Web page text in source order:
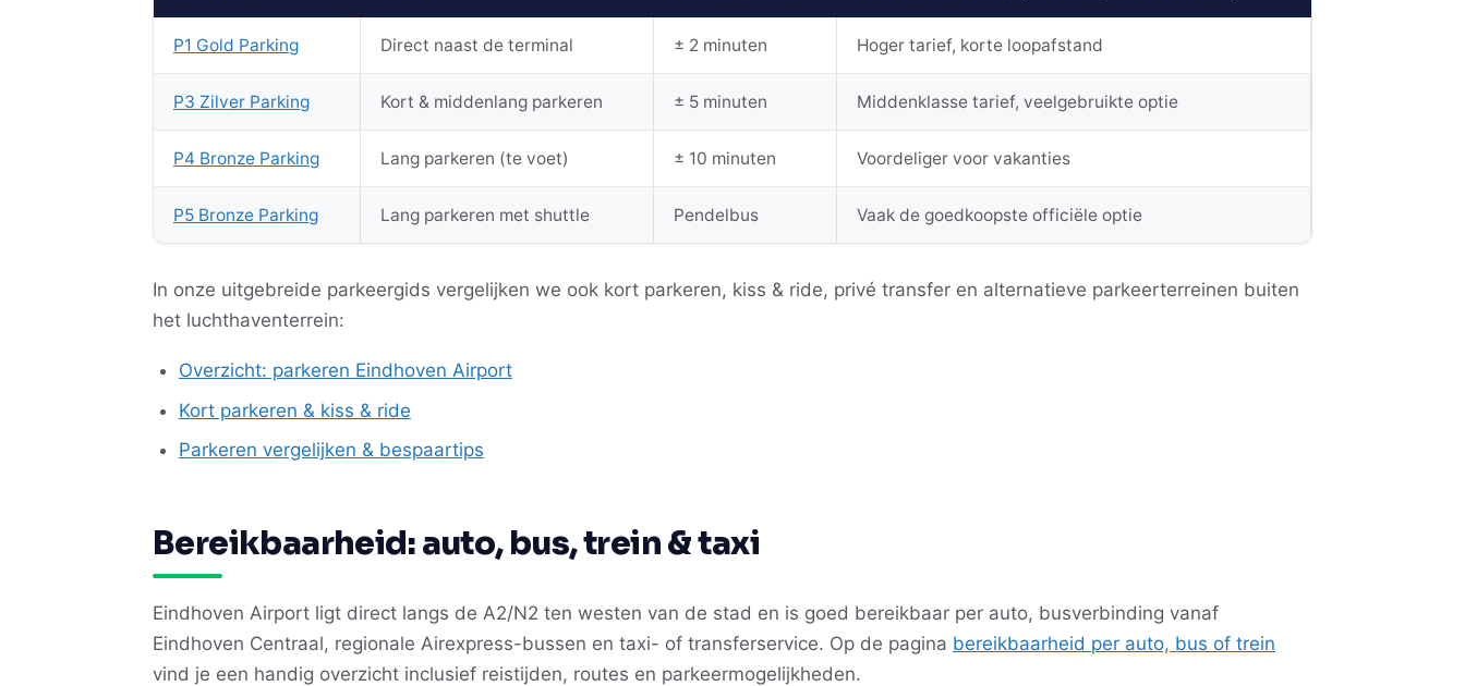
P1 Gold Parking Direct naast de terminal ± 2 minuten Hoger tarief, korte loopafstand
P3 Zilver Parking Kort & middenlang parkeren ± 5 minuten Middenklasse tarief, veelgebruikte optie
P4 Bronze Parking Lang parkeren (te voet) ± 10 minuten Voordeliger voor vakanties
P5 Bronze Parking Lang parkeren met shuttle Pendelbus Vaak de goedkoopste officiële optie
In onze uitgebreide parkeergids vergelijken we ook kort parkeren, kiss & ride, privé transfer en alternatieve parkeerterreinen buiten
het luchthaventerrein:
Overzicht: parkeren Eindhoven Airport
Kort parkeren & kiss & ride
Parkeren vergelijken & bespaartips
Bereikbaarheid: auto, bus, trein & taxi
Eindhoven Airport ligt direct langs de A2/N2 ten westen van de stad en is goed bereikbaar per auto, busverbinding vanaf
Eindhoven Centraal, regionale Airexpress-bussen en taxi- of transferservice. Op de pagina bereikbaarheid per auto, bus of trein
vind je een handig overzicht inclusief reistijden, routes en parkeermogelijkheden.